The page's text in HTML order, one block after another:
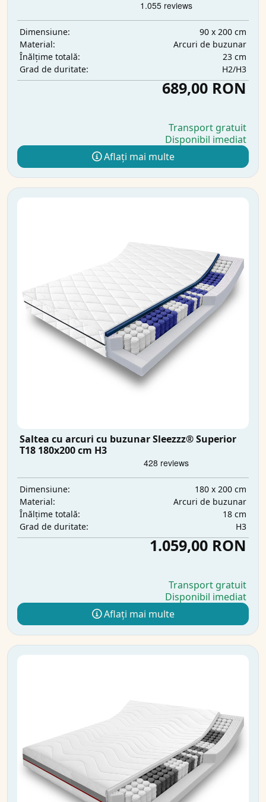
Dimensiune:
90 x 200 cm
Material:
Arcuri de buzunar
Înălțime totală:
23 cm
Grad de duritate:
H2/H3
689,00 RON
Transport gratuit
Disponibil imediat
Aflați mai multe
Saltea cu arcuri cu buzunar Sleezzz® Superior
T18 180x200 cm H3
Dimensiune:
180 x 200 cm
Material:
Arcuri de buzunar
Înălțime totală:
18 cm
Grad de duritate:
H3
1.059,00 RON
Transport gratuit
Disponibil imediat
Aflați mai multe